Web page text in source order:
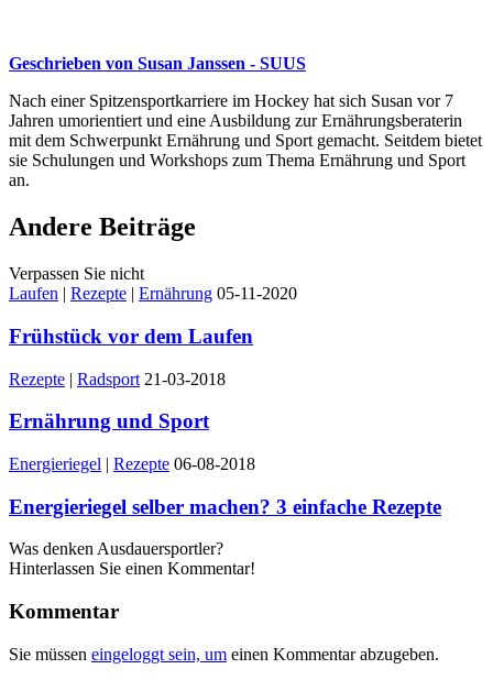
Geschrieben von Susan Janssen - SUUS
Nach einer Spitzensportkarriere im Hockey hat sich Susan vor 7
Jahren umorientiert und eine Ausbildung zur Ernährungsberaterin
mit dem Schwerpunkt Ernährung und Sport gemacht. Seitdem bietet
sie Schulungen und Workshops zum Thema Ernährung und Sport
an.
Andere Beiträge
Verpassen Sie nicht
Laufen | Rezepte | Ernährung 05-11-2020
Frühstück vor dem Laufen
Rezepte | Radsport 21-03-2018
Ernährung und Sport
Energieriegel | Rezepte 06-08-2018
Energieriegel selber machen? 3 einfache Rezepte
Was denken Ausdauersportler?
Hinterlassen Sie einen Kommentar!
Kommentar
Sie müssen eingeloggt sein, um einen Kommentar abzugeben.